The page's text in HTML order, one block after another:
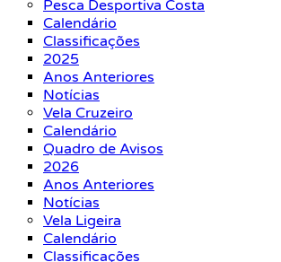
Pesca Desportiva Costa
Calendário
Classificações
2025
Anos Anteriores
Notícias
Vela Cruzeiro
Calendário
Quadro de Avisos
2026
Anos Anteriores
Notícias
Vela Ligeira
Calendário
Classificações